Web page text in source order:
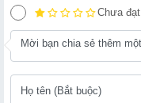
Chưa đạt